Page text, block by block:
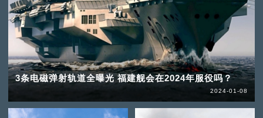
3条电磁弹射轨道全曝光 福建舰会在2024年服役吗？
2024-01-08